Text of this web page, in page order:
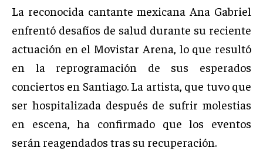
La reconocida cantante mexicana Ana Gabriel
enfrentó desafíos de salud durante su reciente
actuación en el Movistar Arena, lo que resultó
en la reprogramación de sus esperados
conciertos en Santiago. La artista, que tuvo que
ser hospitalizada después de sufrir molestias
en escena, ha confirmado que los eventos
serán reagendados tras su recuperación.